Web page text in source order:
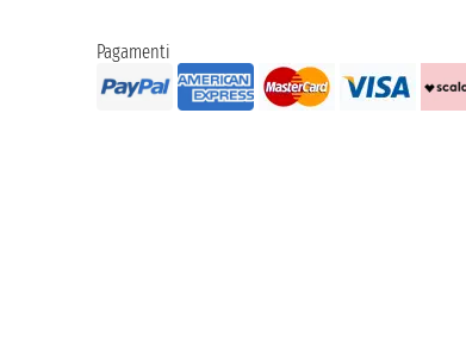
Pagamenti